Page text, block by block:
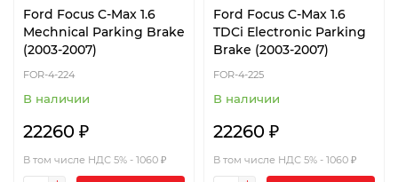
Ford Focus C-Max 1.6
Mechnical Parking Brake
(2003-2007)
FOR-4-224
В наличии
22260 ₽
В том числе НДС 5% - 1060 ₽
Ford Focus C-Max 1.6
TDCi Electronic Parking
Brake (2003-2007)
FOR-4-225
В наличии
22260 ₽
В том числе НДС 5% - 1060 ₽